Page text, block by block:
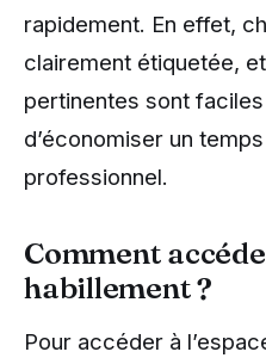
rapidement. En effet,
clairement étiquetée,
pertinentes sont
d’économiser un
professionnel.
Comment
habillement ?
Pour accéder à